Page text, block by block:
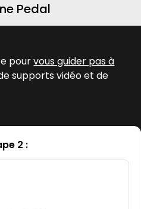
Pedal
pourvous guider pas à
supports vidéo et de
2 :